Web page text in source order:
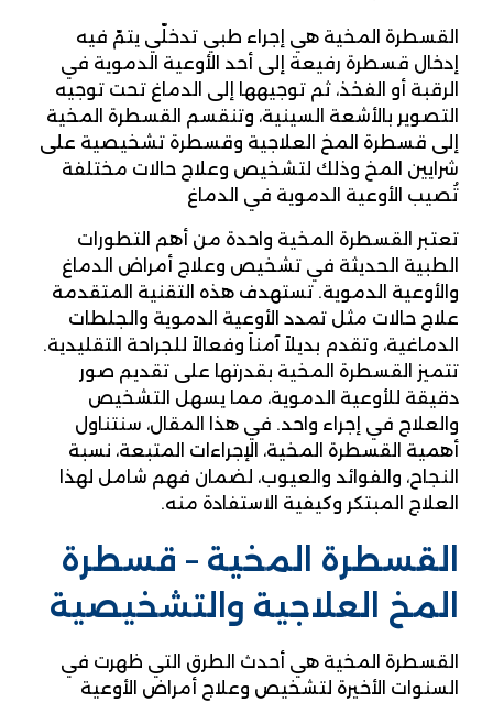
القسطرة المخية هي إجراء طبي تدخلّي يتمّ فيه
إدخال قسطرة رفيعة إلى أحد الأوعية الدموية في
الرقبة أو الفخذ، ثم توجيهها إلى الدماغ تحت توجيه
التصوير بالأشعة السينية، وتنقسم القسطرة المخية
إلى قسطرة المخ العلاجية وقسطرة تشخيصية على
شرايين المخ وذلك لتشخيص وعلاج حالات مختلفة
تُصيب الأوعية الدموية في الدماغ
تعتبر القسطرة المخية واحدة من أهم التطورات
الطبية الحديثة في تشخيص وعلاج أمراض الدماغ
والأوعية الدموية. تستهدف هذه التقنية المتقدمة
علاج حالات مثل تمدد الأوعية الدموية والجلطات
الدماغية، وتقدم بديلاً آمناً وفعالاً للجراحة التقليدية.
تتميز القسطرة المخية بقدرتها على تقديم صور
دقيقة للأوعية الدموية، مما يسهل التشخيص
والعلاج في إجراء واحد. في هذا المقال، سنتناول
أهمية القسطرة المخية، الإجراءات المتبعة، نسبة
النجاح، والفوائد والعيوب، لضمان فهم شامل لهذا
العلاج المبتكر وكيفية الاستفادة منه.
القسطرة المخية – قسطرة
المخ العلاجية والتشخيصية
القسطرة المخية هي أحدث الطرق التي ظهرت في
السنوات الأخيرة لتشخيص وعلاج أمراض الأوعية